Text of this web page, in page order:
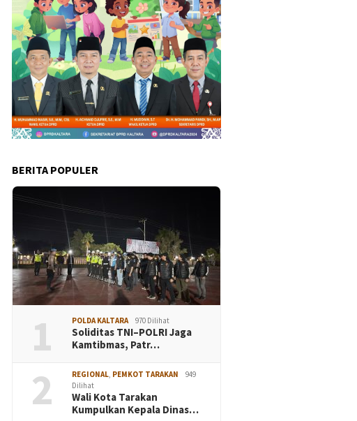
BERITA POPULER
1 POLDA KALTARA 970 Dilihat
Soliditas TNI–POLRI Jaga
Kamtibmas, Patr…
2 REGIONAL PEMKOT TARAKAN
949
Dilihat
Wali Kota Tarakan
Kumpulkan Kepala Dinas…